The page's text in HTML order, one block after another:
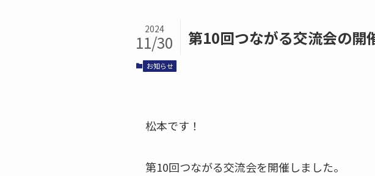
第10回つながる交流会の開
2024
11/30
お知らせ
松本です！
第10回つながる交流会を開催しました。